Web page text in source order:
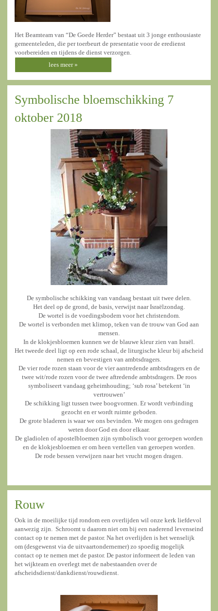
Het Beamteam van “De Goede Herder” bestaat uit 3 jonge enthousiaste
gemeenteleden, die per toerbeurt de presentatie voor de eredienst
voorbereiden en tijdens de dienst verzorgen.
lees meer »
Symbolische bloemschikking 7
oktober 2018
De symbolische schikking van vandaag bestaat uit twee delen.
Het deel op de grond, de basis, verwijst naar Israëlzondag.
De wortel is de voedingsbodem voor het christendom.
De wortel is verbonden met klimop, teken van de trouw van God aan
mensen.
In de klokjesbloemen kunnen we de blauwe kleur zien van Israël.
Het tweede deel ligt op een rode schaal, de liturgische kleur bij afscheid
nemen en bevestigen van ambtsdragers.
De vier rode rozen staan voor de vier aantredende ambtsdragers en de
twee wit/rode rozen voor de twee aftredende ambtsdragers. De roos
symboliseert vandaag geheimhouding; ‘sub rosa’ betekent ‘in
vertrouwen’
De schikking ligt tussen twee boogvormen. Er wordt verbinding
gezocht en er wordt ruimte geboden.
De grote bladeren is waar we ons bevinden. We mogen ons gedragen
weten door God en door elkaar.
De gladiolen of apostelbloemen zijn symbolisch voor geroepen worden
en de klokjesbloemen er om heen vertellen van geroepen worden.
De rode bessen verwijzen naar het vrucht mogen dragen.
Rouw
Ook in de moeilijke tijd rondom een overlijden wil onze kerk liefdevol
aanwezig zijn. Schroomt u daarom niet om bij een naderend levenseind
contact op te nemen met de pastor. Na het overlijden is het wenselijk
om (desgewenst via de uitvaartondernemer) zo spoedig mogelijk
contact op te nemen met de pastor. De pastor informeert de leden van
het wijkteam en overlegt met de nabestaanden over de
afscheidsdienst/dankdienst/rouwdienst.